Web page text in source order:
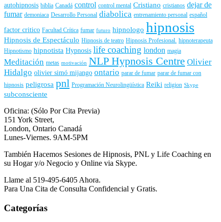
autohipnosis biblia Canadá control control mental Cristiano cristianos dejar de
fumar demoniaca Desarrollo Personal diabolica entrenamiento personal español
factor critico Facultad Crítica fumar futuro hipnologo hipnosis
Hipnosis de Espectáculo Hipnosis de teatro Hipnosis Profesional. hipnoterapeuta
Hipnotismo hipnotista Hypnosis life coaching london magia
Meditación metas motivación NLP Hypnosis Centre Olivier
Hidalgo olivier simó mijango ontario parar de fumar parar de fumar con
hipnosis peligrosa pnl Programación Neurolingüística Reiki religion Skype
subconsciente
Oficina: (Sólo Por Cita Previa)
151 York Street,
London, Ontario Canadá
Lunes-Viernes. 9AM-5PM
También Hacemos Sesiones de Hipnosis, PNL y Life Coaching en
su Hogar y/o Negocio y Online via Skype.
Llame al 519-495-6405 Ahora.
Para Una Cita de Consulta Confidencial y Gratis.
Categorías